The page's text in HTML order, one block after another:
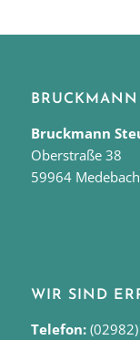
Bruckmann
Oberstraße 38
59964 Medebach
WIR SIND
Telefon: